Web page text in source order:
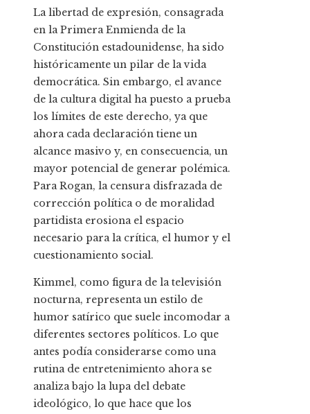
La libertad de expresión, consagrada
en la Primera Enmienda de la
Constitución estadounidense, ha sido
históricamente un pilar de la vida
democrática. Sin embargo, el avance
de la cultura digital ha puesto a prueba
los límites de este derecho, ya que
ahora cada declaración tiene un
alcance masivo y, en consecuencia, un
mayor potencial de generar polémica.
Para Rogan, la censura disfrazada de
corrección política o de moralidad
partidista erosiona el espacio
necesario para la crítica, el humor y el
cuestionamiento social.
Kimmel, como figura de la televisión
nocturna, representa un estilo de
humor satírico que suele incomodar a
diferentes sectores políticos. Lo que
antes podía considerarse como una
rutina de entretenimiento ahora se
analiza bajo la lupa del debate
ideológico, lo que hace que los